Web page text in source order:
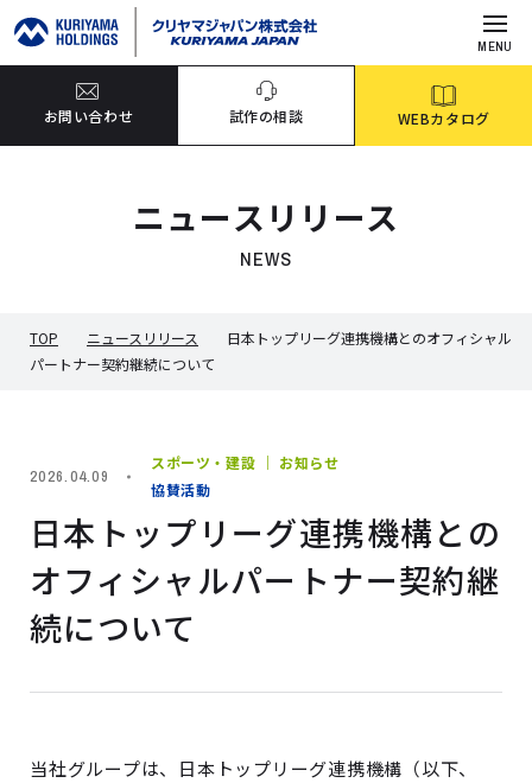
MENU
お問い合わせ 試作の相談 WEBカタログ
ニュースリリース
NEWS
TOP ニュースリリース
日本トップリーグ連携機構とのオフィシャル
パートナー契約継続について
2026.04.09
スポーツ・建設 ｜ お知らせ
協賛活動
日本トップリーグ連携機構との
オフィシャルパートナー契約継
続について
当社グループは、日本トップリーグ連携機構（以下、